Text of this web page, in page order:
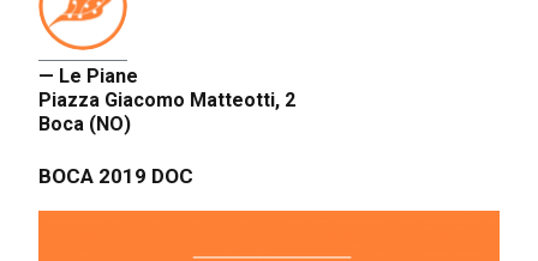
— Le Piane
Piazza Giacomo Matteotti, 2
Boca (NO)
BOCA 2019 DOC